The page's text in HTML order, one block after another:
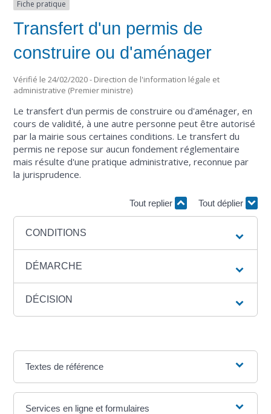
Fiche pratique
Transfert d'un permis de
construire ou d'aménager
Vérifié le 24/02/2020 - Direction de l'information légale et
administrative (Premier ministre)
Le transfert d'un permis de construire ou d'aménager, en
cours de validité, à une autre personne peut être autorisé
par la mairie sous certaines conditions. Le transfert du
permis ne repose sur aucun fondement réglementaire
mais résulte d'une pratique administrative, reconnue par
la jurisprudence.
Tout replier Tout déplier
CONDITIONS
DÉMARCHE
DÉCISION
Textes de référence
Services en ligne et formulaires